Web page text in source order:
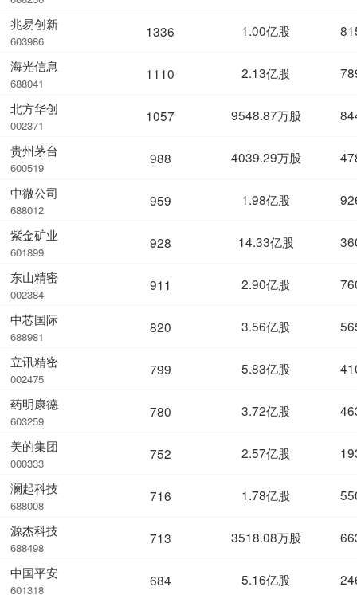
兆易创新
603986
海光信息
688041
北方华创
002371
贵州茅台
600519
中微公司
688012
紫金矿业
601899
东山精密
002384
中芯国际
688981
立讯精密
002475
药明康德
603259
美的集团
000333
澜起科技
688008
源杰科技
688498
中国平安
601318
1336 1.00亿股
1110 2.13亿股
1057 9548.87万股
988 4039.29万股
959 1.98亿股
928 14.33亿股
911 2.90亿股
820 3.56亿股
799 5.83亿股
780 3.72亿股
752 2.57亿股
716 1.78亿股
713 3518.08万股
684 5.16亿股